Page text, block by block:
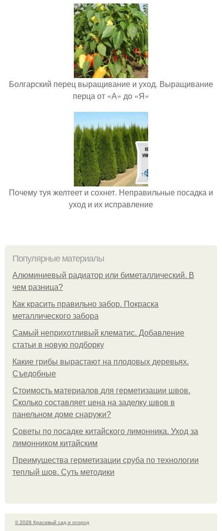
Болгарский перец выращивание и уход. Выращивание
перца от «А» до «Я»
Почему туя желтеет и сохнет. Неправильные посадка и
уход и их исправление
Популярные материалы
Алюминиевый радиатор или биметаллический. В
чем разница?
Как красить правильно забор. Покраска
металлического забора
Самый неприхотливый клематис. Добавление
статьи в новую подборку
Какие грибы вырастают на плодовых деревьях.
Съедобные
Стоимость материалов для герметизации швов.
Сколько составляет цена на заделку швов в
панельном доме снаружи?
Советы по посадке китайского лимонника. Уход за
лимонником китайским
Преимущества герметизации сруба по технологии
теплый шов. Суть методики
© 2026 Красивый сад и огород